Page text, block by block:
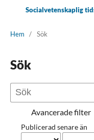
Socialvetenskaplig
Hem / Sök
Sök
Avancerade filter
Publicerad senare än